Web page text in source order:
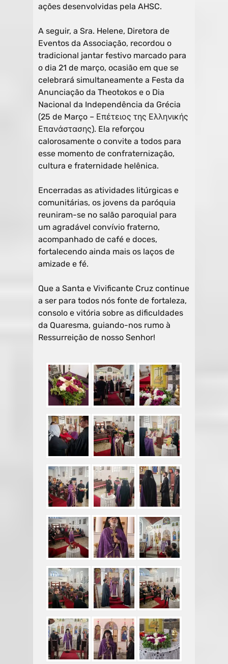
ações desenvolvidas pela AHSC.
A seguir, a Sra. Helene, Diretora de
Eventos da Associação, recordou o
tradicional jantar festivo marcado para
o dia 21 de março, ocasião em que se
celebrará simultaneamente a Festa da
Anunciação da Theotokos e o Dia
Nacional da Independência da Grécia
(25 de Março – Επέτειος της Ελληνικής
Επανάστασης). Ela reforçou
calorosamente o convite a todos para
esse momento de confraternização,
cultura e fraternidade helênica.
Encerradas as atividades litúrgicas e
comunitárias, os jovens da paróquia
reuniram-se no salão paroquial para
um agradável convívio fraterno,
acompanhado de café e doces,
fortalecendo ainda mais os laços de
amizade e fé.
Que a Santa e Vivificante Cruz continue
a ser para todos nós fonte de fortaleza,
consolo e vitória sobre as dificuldades
da Quaresma, guiando-nos rumo à
Ressurreição de nosso Senhor!